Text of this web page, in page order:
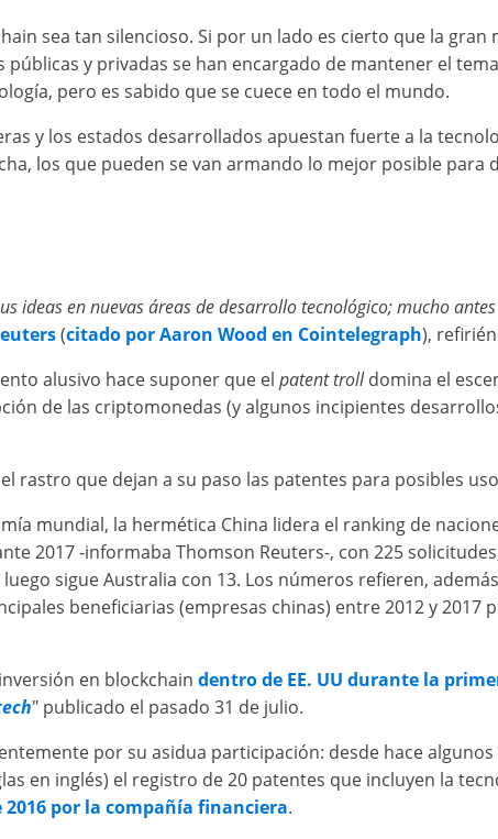
sea tan silencioso. Si por un lado es cierto que la
y privadas se han encargado de mantener el
pero es sabido que se cuece en todo el mundo.
y los estados desarrollados apuestan fuerte a la
los que pueden se van armando lo mejor posible para
ideas en nuevas áreas de desarrollo tecnológico; mucho
(citado por Aaron Wood en Cointelegraph),
alusivo hace suponer que el patent trolldomina el
de las criptomonedas (y algunos incipientes
rastro que dejan a su paso las patentes para posibles
mundial, la hermética China lidera el ranking de
2017 -informaba Thomson Reuters-, con 225
sigue Australia con 13. Los números refieren,
beneficiarias (empresas chinas) entre 2012 y 2017
en blockchain dentro de EE. UU durante la
" publicado el pasado 31 de julio.
por su asidua participación: desde hace
en inglés) el registro de 20 patentes que incluyen la
por la compañía financiera.